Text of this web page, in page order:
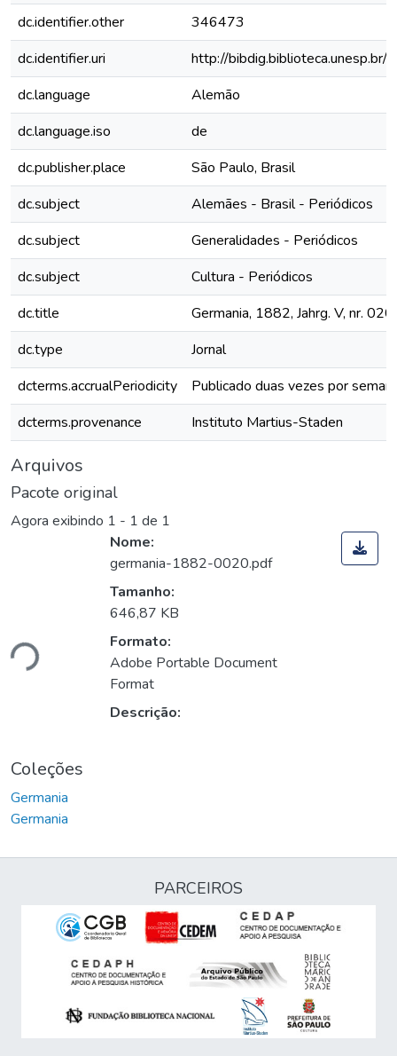
dc.identifier.other
346473
dc.identifier.uri
http://
dc.language
Alemão
dc.language.iso
de
dc.publisher.place
São Paulo, Brasil
dc.subject
Alemães - Brasil - Periódicos
dc.subject
Generalidades - Periódicos
dc.subject
Cultura - Periódicos
dc.title
Germania, 1882, Jahrg. V, nr. 020
dc.type
Jornal
dcterms.accrualPeriodicity
Publicado duas vezes por
dcterms.provenance
Instituto Martius-Staden
Arquivos
Pacote original
Agora exibindo 1 - 1 de 1
Nome:
germania-1882-0020.pdf
Tamanho:
646,87 KB
Formato:
Adobe Portable Document
Format
Descrição:
Coleções
Germania
Germania
PARCEIROS